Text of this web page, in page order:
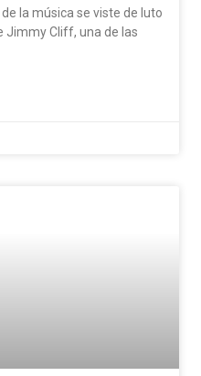
la música se viste de luto
Jimmy Cliff, una de las